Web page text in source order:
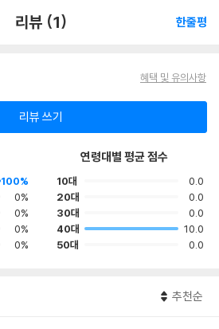
리뷰 (1) 한줄평
혜택 및 유의사항
리뷰 쓰기
100%
0%
0%
0%
0%
연령대별 평균 점수
10대
0.0
20대
0.0
30대
0.0
40대
10.0
50대
0.0
추천순